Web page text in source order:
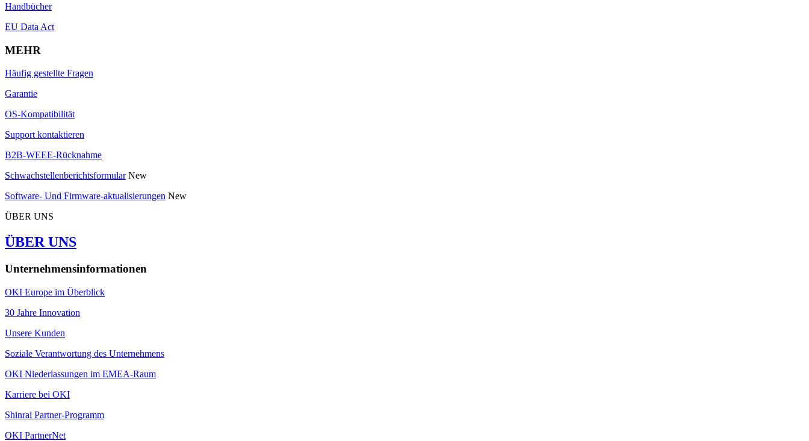
Handbücher
EU Data Act
MEHR
Häufig gestellte Fragen
Garantie
OS-Kompatibilität
Support kontaktieren
B2B-WEEE-Rücknahme
Schwachstellenberichtsformular New
Software- Und Firmware-aktualisierungen New
ÜBER UNS
ÜBER UNS
Unternehmensinformationen
OKI Europe im Überblick
30 Jahre Innovation
Unsere Kunden
Soziale Verantwortung des Unternehmens
OKI Niederlassungen im EMEA-Raum
Karriere bei OKI
Shinrai Partner-Programm
OKI PartnerNet